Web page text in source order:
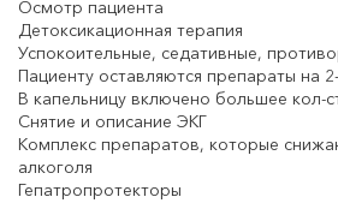
Осмотр пациента
Детоксикационная терапия
Успокоительные, седативные,
Пациенту оставляются препараты на
В капельницу включено большее кол-
Снятие и описание ЭКГ
Комплекс препаратов, которые
алкоголя
Гепатропротекторы